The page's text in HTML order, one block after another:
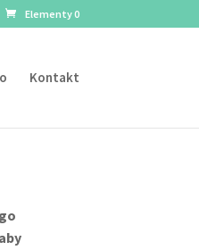
Elementy 0
Kontakt